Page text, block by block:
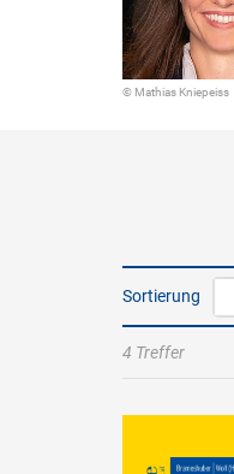
© Mathias Kniepeiss
Sortierung
4 Treffer